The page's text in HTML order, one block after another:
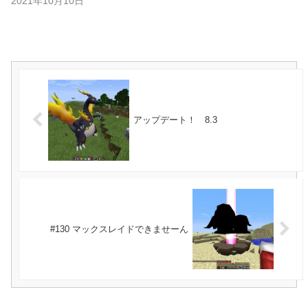
アップデート！ 8.3
#130 マックスレイドできませーん